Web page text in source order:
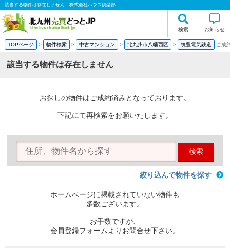
該当する物件は存在しません｜株式会社ハウス倶楽部
検索 お知らせ
TOPページ > 物件検索 > 中古マンション > 北九州市八幡西区 > 筑豊電気鉄道 ご成
該当する物件は存在しません
お探しの物件はご成約済みとなっております。
下記にて再検索をお願いたします。
検索
絞り込んで物件を探す
ホームページに掲載されていない物件も
多数ございます。
お手数ですが、
会員登録フォームよりお問合せ下さい。